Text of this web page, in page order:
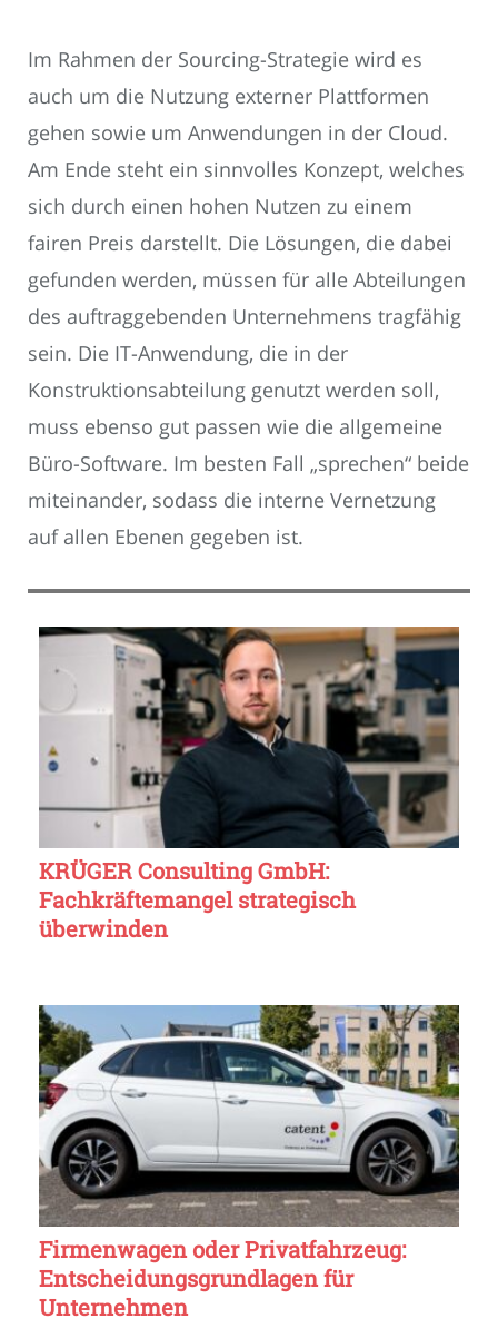
Im Rahmen der Sourcing-Strategie wird es
auch um die Nutzung externer Plattformen
gehen sowie um Anwendungen in der Cloud.
Am Ende steht ein sinnvolles Konzept, welches
sich durch einen hohen Nutzen zu einem
fairen Preis darstellt. Die Lösungen, die dabei
gefunden werden, müssen für alle Abteilungen
des auftraggebenden Unternehmens tragfähig
sein. Die IT-Anwendung, die in der
Konstruktionsabteilung genutzt werden soll,
muss ebenso gut passen wie die allgemeine
Büro-Software. Im besten Fall „sprechen“ beide
miteinander, sodass die interne Vernetzung
auf allen Ebenen gegeben ist.
KRÜGER Consulting GmbH:
Fachkräftemangel strategisch
überwinden
Firmenwagen oder Privatfahrzeug:
Entscheidungsgrundlagen für
Unternehmen